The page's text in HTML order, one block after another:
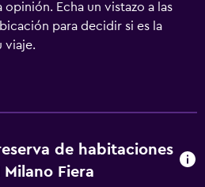
Echa un vistazo a las
para decidir si es la
viaje.
de habitaciones
Milano Fiera